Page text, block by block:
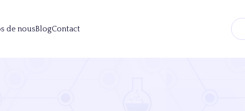
de nousBlogContact